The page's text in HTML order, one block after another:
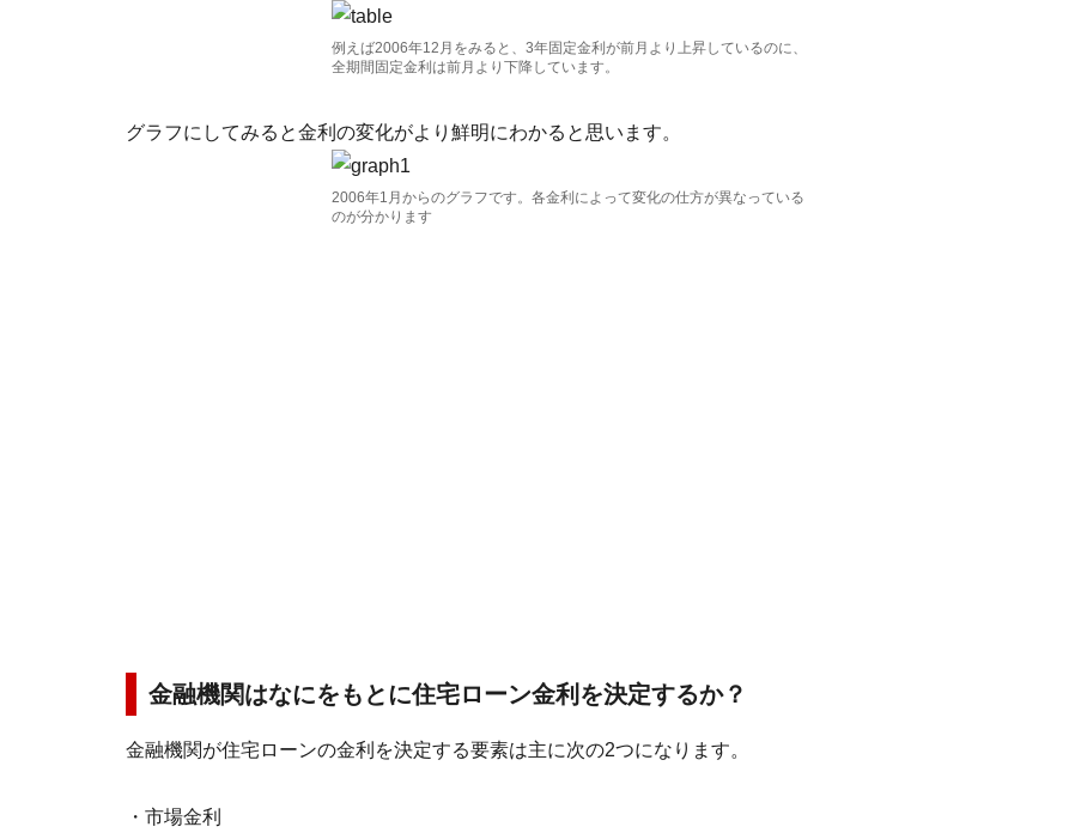
例えば2006年12月をみると、3年固定金利が前月より上昇しているのに、
全期間固定金利は前月より下降しています。
グラフにしてみると金利の変化がより鮮明にわかると思います。
2006年1月からのグラフです。各金利によって変化の仕方が異なっている
のが分かります
金融機関はなにをもとに住宅ローン金利を決定するか？
金融機関が住宅ローンの金利を決定する要素は主に次の2つになります。
・市場金利